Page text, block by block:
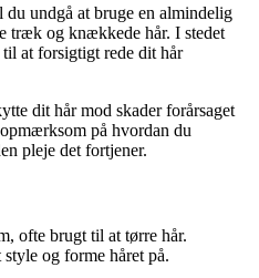
undgå at bruge en almindelig
træk og knækkede hår. I stedet
at forsigtigt rede dit hår
dit hår mod skader forårsaget
på hvordan du
pleje det fortjener.
ofte brugt til at tørre hår.
og forme håret på.